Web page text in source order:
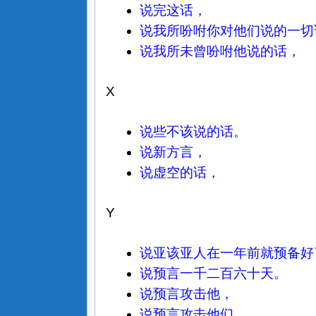
说完这话，
说我所吩咐你对他们说的一切
说我所未曾吩咐他说的话，
X
说些不该说的话。
说新方言，
说虚空的话，
Y
说亚该亚人在一年前就预备好
说预言一千二百六十天。
说预言攻击他，